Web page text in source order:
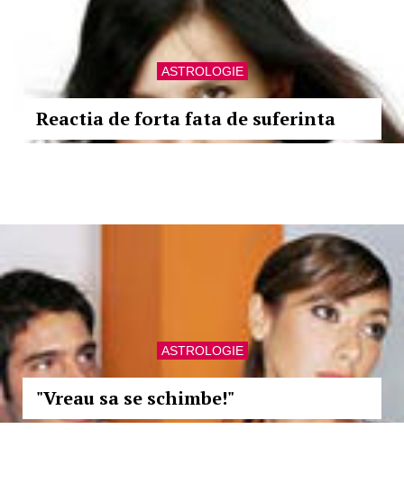
ASTROLOGIE
Reactia de forta fata de suferinta
ASTROLOGIE
"Vreau sa se schimbe!"